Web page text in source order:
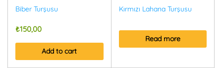
Biber Turşusu
₺150,00
Add to cart
Kırmızı Lahana Turşusu
Read more